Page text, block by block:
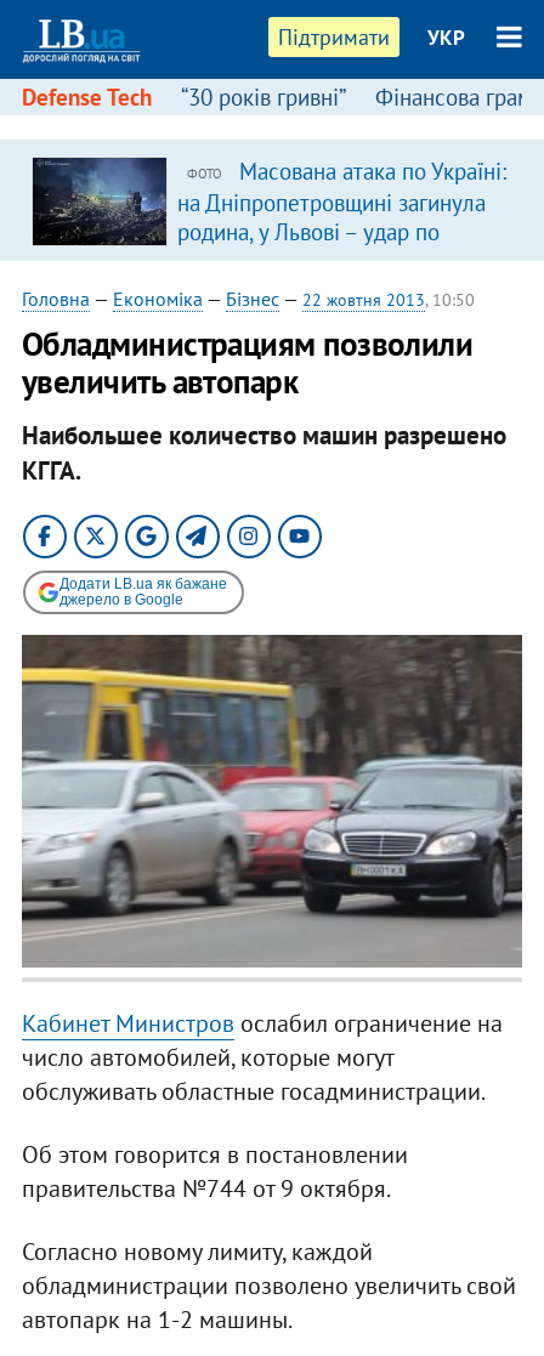
Підтримати УКР
Defense Tech “30 років гривні” Фінансова
ФОТО
Масована атака по Україні:
на Дніпропетровщині загинула
родина, у Львові – удар по
багатоповерхівках
(доповнюється)
Головна — Економіка — Бізнес— 22 жовтня 2013, 10:50
Обладминистрациям позволили
увеличить автопарк
Наибольшее количество машин разрешено
КГГА.
Додати LB.ua як бажане
джерело в Google
Кабинет Министров ослабил ограничение на
число автомобилей, которые могут
обслуживать областные госадминистрации.
Об этом говорится в постановлении
правительства №744 от 9 октября.
Согласно новому лимиту, каждой
обладминистрации позволено увеличить свой
автопарк на 1-2 машины.